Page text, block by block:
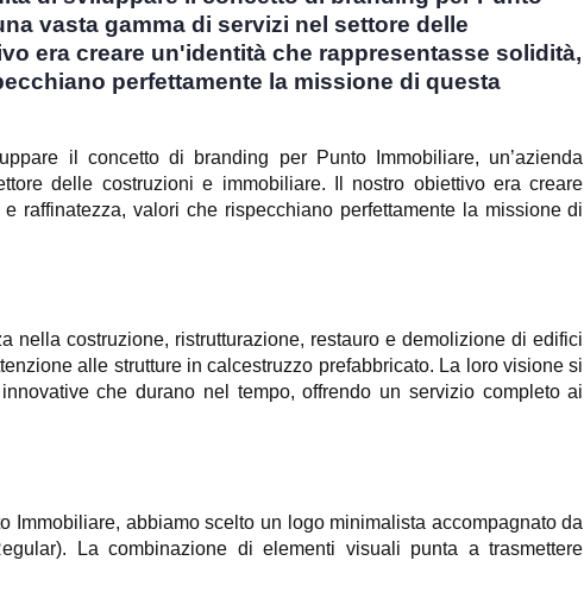
vasta gamma di servizi nel settore delle
era creare un'identità che rappresentasse solidità,
perfettamente la missione di questa
il concetto di branding per Punto Immobiliare, un’azienda
delle costruzioni e immobiliare. Il nostro obiettivo era creare
raffinatezza, valori che rispecchiano perfettamente la missione di
nella costruzione, ristrutturazione, restauro e demolizione di edifici
alle strutture in calcestruzzo prefabbricato. La loro visione si
che durano nel tempo, offrendo un servizio completo ai
Immobiliare, abbiamo scelto un logo minimalista accompagnato da
La combinazione di elementi visuali punta a trasmettere